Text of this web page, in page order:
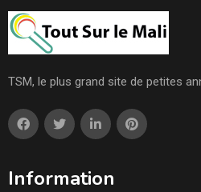
TSM, le plus grand site de petites
Information